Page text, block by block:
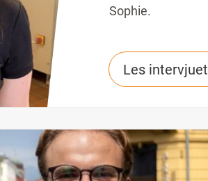
Sophie.
Les intervjuet